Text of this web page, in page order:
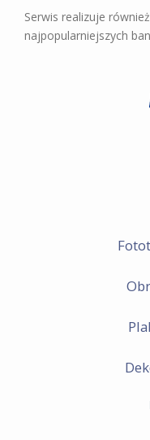
Serwis realizuje
najpopularniejszych